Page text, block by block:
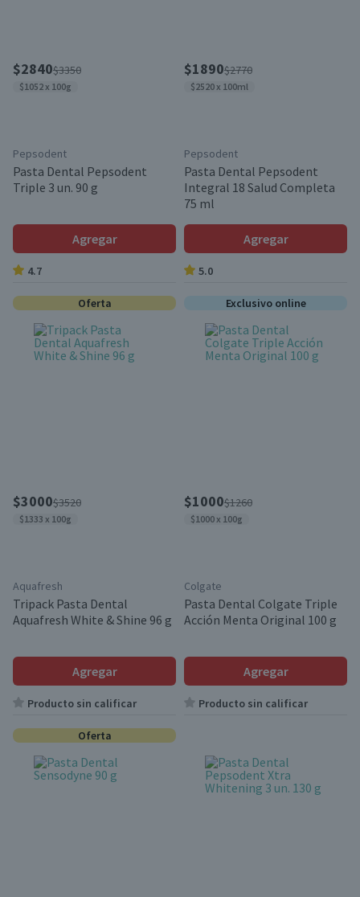
$2840$3350
$1052 x 100g
Pepsodent
Pasta Dental Pepsodent
Triple 3 un. 90 g
Agregar
4.7
$1890$2770
$2520 x 100ml
Pepsodent
Pasta Dental Pepsodent
Integral 18 Salud Completa
75 ml
Agregar
5.0
Oferta
$3000$3520
$1333 x 100g
Aquafresh
Tripack Pasta Dental
Aquafresh White & Shine 96 g
Agregar
Producto sin calificar
Exclusivo online
$1000$1260
$1000 x 100g
Colgate
Pasta Dental Colgate Triple
Acción Menta Original 100 g
Agregar
Producto sin calificar
Oferta